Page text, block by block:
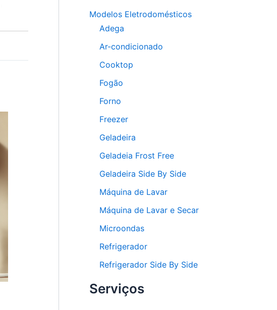
Modelos Eletrodomésticos
Adega
Ar-condicionado
Cooktop
Fogão
Forno
Freezer
Geladeira
Geladeia Frost Free
Geladeira Side By Side
Máquina de Lavar
Máquina de Lavar e Secar
Microondas
Refrigerador
Refrigerador Side By Side
Serviços